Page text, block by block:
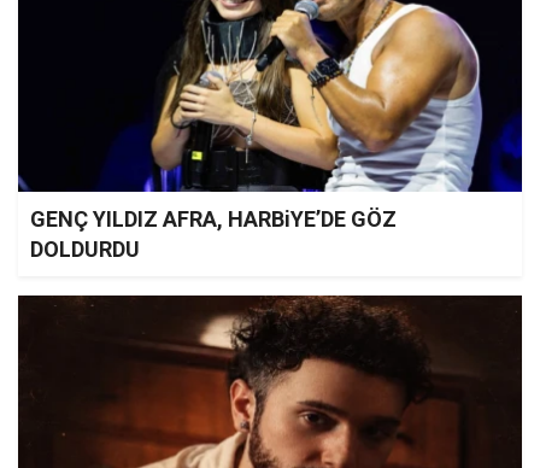
GENÇ YILDIZ AFRA, HARBiYE’DE GÖZ
DOLDURDU